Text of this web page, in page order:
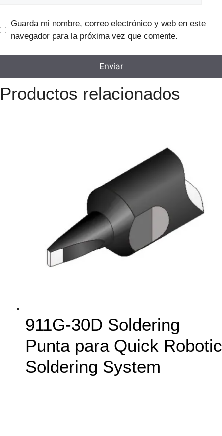
Guarda mi nombre, correo electrónico y web en este
navegador para la próxima vez que comente.
Productos relacionados
911G-30D Soldering
Punta para Quick Robotic
Soldering System